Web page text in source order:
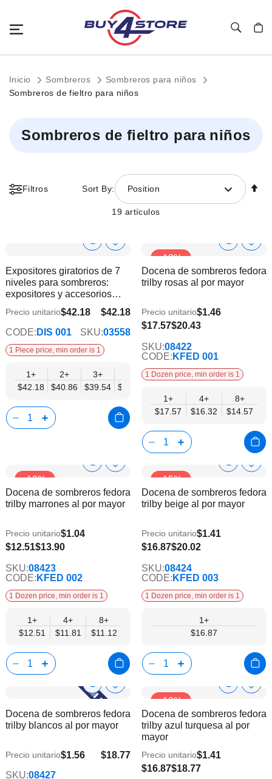
Inicio Sombreros
Sombreros para niños
Sombreros de fieltro para niños
Sombreros de fieltro para niños
19 artículos
Filtros Sort By: Position
Show
Info
Añadir
la
de
deseos
Expositores giratorios de 7
niveles para sombreros:
expositores y accesorios
para sombreros
$42.18
$35.59
Precio unitario$42.18
CODE: DIS 001 SKU:03558
1 Piece price, min order is 1
1+
$42.18
2+
$40.86
3+
$39.54
$38.22
9+
12+
-13%
Show
Info la
Docena de sombreros fedora
trilby rosas al por mayor
$17.57$20.43
$14.57
Precio unitario$1.46
CODE: KFED 001
SKU:08422
1 Dozen price, min order is 1
1+
$17.57
4+
$16.32
8+
$14.57
-10%
Show
Info
Añadir
la
lista
deseos
Docena de sombreros fedora
trilby marrones al por mayor
$12.51$13.90
$11.12
Precio unitario$1.04
CODE: KFED 002
SKU:08423
1 Dozen price, min order is 1
1+
$12.51
4+
$11.81
8+
$11.12
-15%
Show
Info la
Docena de sombreros fedora
trilby beige al por mayor
$16.87$20.02
Precio unitario$1.41
CODE: KFED 003
SKU:08424
1 Dozen price, min order is 1
1+
$16.87
Show
Info
Añadir
la
lista
deseos
Docena de sombreros fedora
trilby blancos al por mayor
$18.77
$15.25
Precio unitario$1.56
SKU:08427
-10%
Show
Info la
Docena de sombreros fedora
trilby azul turquesa al por
mayor
$16.87$18.77
Precio unitario$1.41